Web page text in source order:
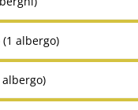
albergo)